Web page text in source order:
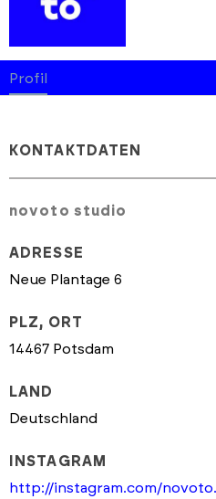
Profil
KONTAKTDATEN
novoto studio
ADRESSE
Neue Plantage 6
PLZ, ORT
14467 Potsdam
LAND
Deutschland
INSTAGRAM
http://instagram.com/